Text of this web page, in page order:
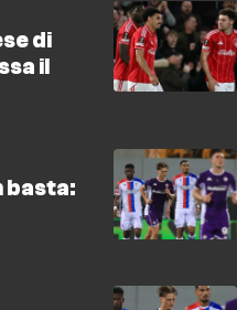
di
il
basta: